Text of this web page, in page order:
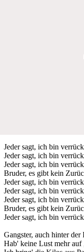
Jeder sagt, ich bin
Jeder sagt, ich bin
Jeder sagt, ich bin
Bruder, es gibt kein
Jeder sagt, ich bin
Jeder sagt, ich bin
Jeder sagt, ich bin
Bruder, es gibt kein
Jeder sagt, ich bin
Gangster, auch hinter der
Hab' keine Lust mehr